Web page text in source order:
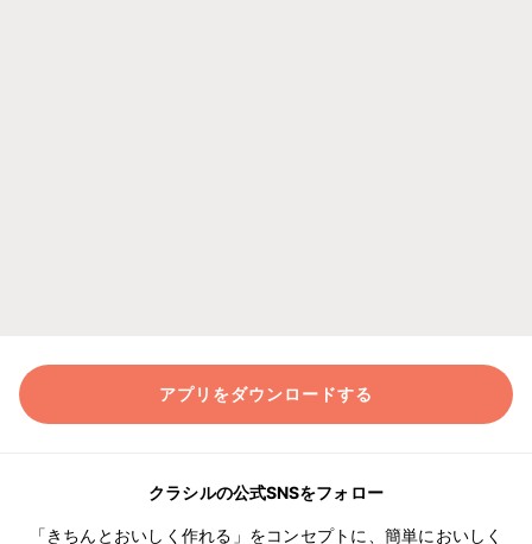
アプリをダウンロードする
クラシルの公式SNSをフォロー
「きちんとおいしく作れる」をコンセプトに、簡単においしく